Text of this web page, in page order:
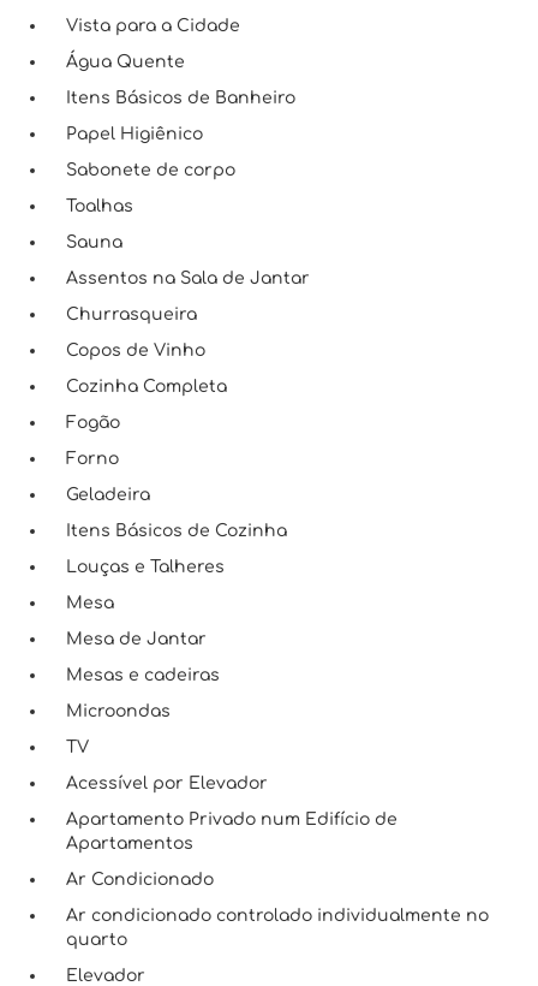
Vista para a Cidade
Água Quente
Itens Básicos de Banheiro
Papel Higiênico
Sabonete de corpo
Toalhas
Sauna
Assentos na Sala de Jantar
Churrasqueira
Copos de Vinho
Cozinha Completa
Fogão
Forno
Geladeira
Itens Básicos de Cozinha
Louças e Talheres
Mesa
Mesa de Jantar
Mesas e cadeiras
Microondas
TV
Acessível por Elevador
Apartamento Privado num Edifício de
Apartamentos
Ar Condicionado
Ar condicionado controlado individualmente no
quarto
Elevador